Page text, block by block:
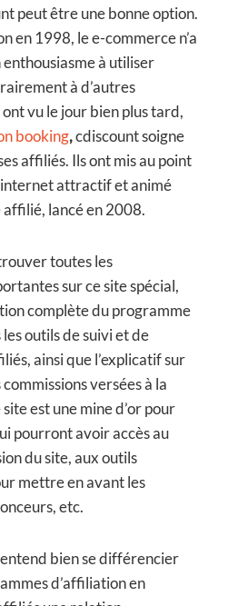
peut être une bonne option.
en 1998, le e-commerce n’a
enthousiasme à utiliser
à d’autres
vu le jour bien plus tard,
booking,cdiscount soigne
affiliés. Ils ont mis au point
attractif et animé
lancé en 2008.
toutes les
sur ce site spécial,
complète du programme
outils de suivi et de
ainsi que l’explicatif sur
versées à la
est une mine d’or pour
pourront avoir accès au
du site, aux outils
mettre en avant les
etc.
entend bien se différencier
d’affiliation en